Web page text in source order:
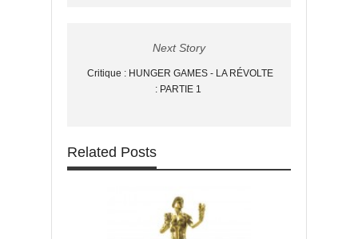
Next Story
Critique : HUNGER GAMES - LA RÉVOLTE
: PARTIE 1
Related Posts